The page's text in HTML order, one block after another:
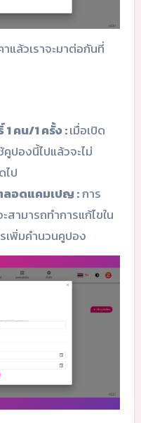
แล้วเราจะมาต่อกันที่
คน/1 ครั้ง :เมื่อเปิด
คูปองนี้ไปแล้วจะไม่
ไป
ลอดแคมเปญ :การ
สามารถทำการแก้ไขใน
พิ่มคำนวนคูปอง